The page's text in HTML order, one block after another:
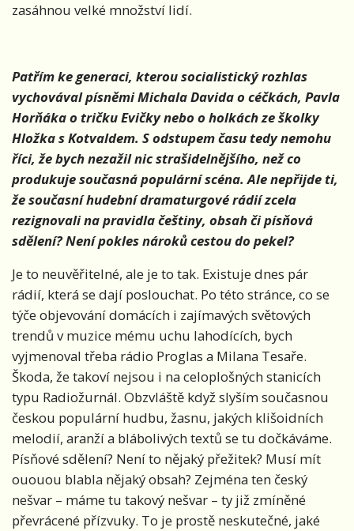
zasáhnou velké množství lidí.
Patřím ke generaci, kterou socialistický rozhlas
vychovával písněmi Michala Davida o céčkách, Pavla
Horňáka o tričku Evičky nebo o holkách ze školky
Hložka s Kotvaldem. S odstupem času tedy nemohu
říci, že bych nezažil nic strašidelnějšího, než co
produkuje současná populární scéna. Ale nepřijde ti,
že současní hudební dramaturgové rádií zcela
rezignovali na pravidla češtiny, obsah či písňová
sdělení? Není pokles nároků cestou do pekel?
Je to neuvěřitelné, ale je to tak. Existuje dnes pár
rádií, která se dají poslouchat. Po této stránce, co se
týče objevování domácích i zajímavých světových
trendů v muzice mému uchu lahodících, bych
vyjmenoval třeba rádio Proglas a Milana Tesaře.
Škoda, že takoví nejsou i na celoplošných stanicích
typu Radiožurnál. Obzvláště když slyším současnou
českou populární hudbu, žasnu, jakých klišoidních
melodií, aranží a blábolivých textů se tu dočkáváme.
Písňové sdělení? Není to nějaký přežitek? Musí mít
ououou blabla nějaký obsah? Zejména ten český
nešvar – máme tu takový nešvar – ty již zmíněné
převrácené přízvuky. To je prostě neskutečné, jaké